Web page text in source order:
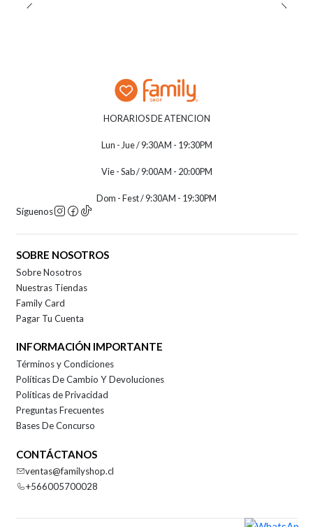
HORARIOS DE ATENCION
Lun - Jue / 9:30AM - 19:30PM
Vie - Sab / 9:00AM - 20:00PM
Dom - Fest / 9:30AM - 19:30PM
Síguenos
SOBRE NOSOTROS
Sobre Nosotros
Nuestras Tiendas
Family Card
Pagar Tu Cuenta
INFORMACIÓN IMPORTANTE
Términos y Condiciones
Políticas De Cambio Y Devoluciones
Políticas de Privacidad
Preguntas Frecuentes
Bases De Concurso
CONTÁCTANOS
ventas@familyshop.cl
+566005700028